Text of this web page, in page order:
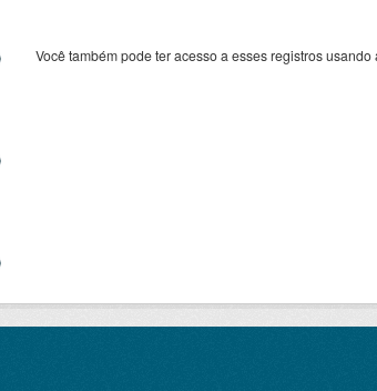
Você também pode ter acesso a esses registros usando